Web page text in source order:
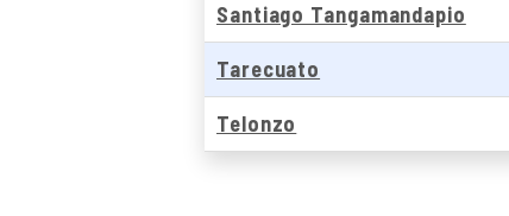
Santiago Tangamandapio
Tarecuato
Telonzo